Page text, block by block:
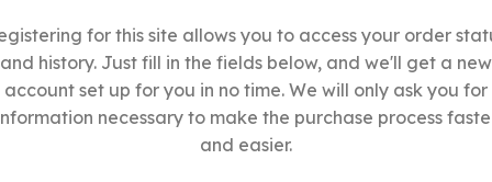
for this site allows you to access your order
and history. Just fill in the fields below, and we'll get a new
account set up for you in no time. We will only ask you for
necessary to make the purchase process
and easier.